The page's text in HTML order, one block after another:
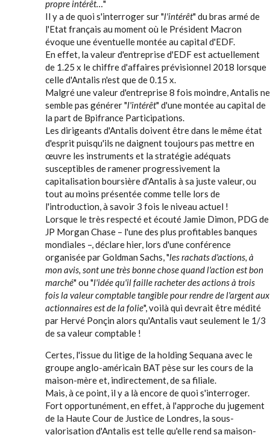
propre intérêt…"
Il y a de quoi s'interroger sur "l'intérêt" du bras armé de
l'Etat français au moment où le Président Macron
évoque une éventuelle montée au capital d'EDF.
En effet, la valeur d'entreprise d'EDF est actuellement
de 1.25 x le chiffre d'affaires prévisionnel 2018 lorsque
celle d'Antalis n'est que de 0.15 x.
Malgré une valeur d'entreprise 8 fois moindre, Antalis ne
semble pas générer "l'intérêt" d'une montée au capital de
la part de Bpifrance Participations.
Les dirigeants d'Antalis doivent être dans le même état
d'esprit puisqu'ils ne daignent toujours pas mettre en
œuvre les instruments et la stratégie adéquats
susceptibles de ramener progressivement la
capitalisation boursière d'Antalis à sa juste valeur, ou
tout au moins présentée comme telle lors de
l'introduction, à savoir 3 fois le niveau actuel !
Lorsque le très respecté et écouté Jamie Dimon, PDG de
JP Morgan Chase – l'une des plus profitables banques
mondiales –, déclare hier, lors d'une conférence
organisée par Goldman Sachs, "les rachats d'actions, à
mon avis, sont une très bonne chose quand l'action est bon
marché" ou "l'idée qu'il faille racheter des actions à trois
fois la valeur comptable tangible pour rendre de l'argent aux
actionnaires est de la folie", voilà qui devrait être médité
par Hervé Ponçin alors qu'Antalis vaut seulement le 1/3
de sa valeur comptable !
Certes, l'issue du litige de la holding Sequana avec le
groupe anglo-américain BAT pèse sur les cours de la
maison-mère et, indirectement, de sa filiale.
Mais, à ce point, il y a là encore de quoi s'interroger.
Fort opportunément, en effet, à l'approche du jugement
de la Haute Cour de Justice de Londres, la sous-
valorisation d'Antalis est telle qu'elle rend sa maison-